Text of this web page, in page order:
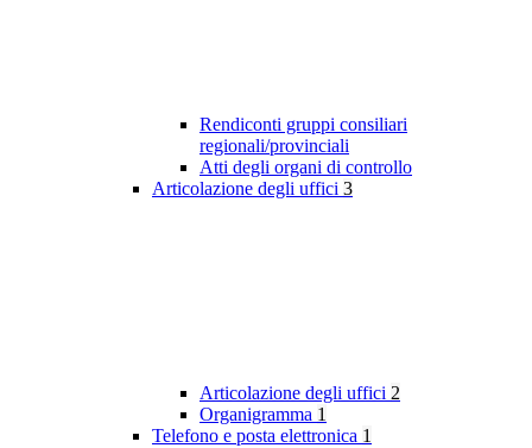
Rendiconti gruppi consiliari
regionali/provinciali
Atti degli organi di controllo
Articolazione degli uffici 3
Articolazione degli uffici 2
Organigramma 1
Telefono e posta elettronica 1